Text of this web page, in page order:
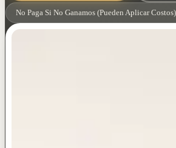
No Paga Si No Ganamos (Pueden Aplicar Costos)